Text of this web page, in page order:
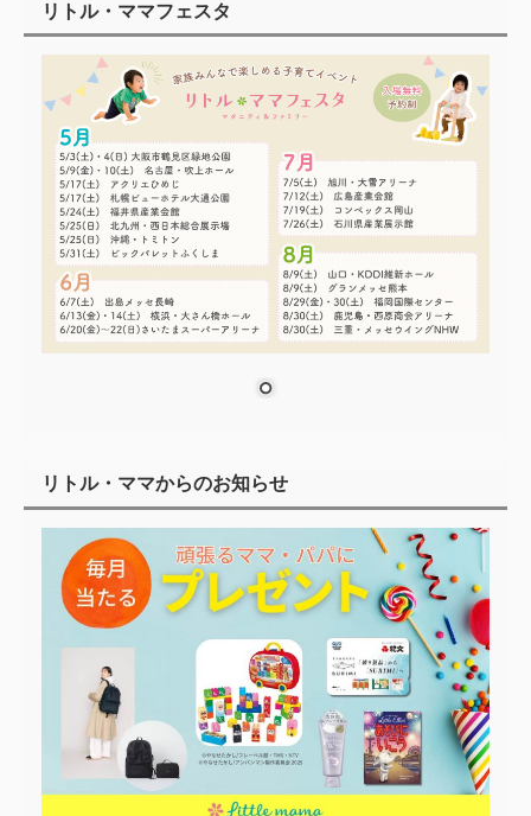
リトル・ママフェスタ
リトル・ママからのお知らせ